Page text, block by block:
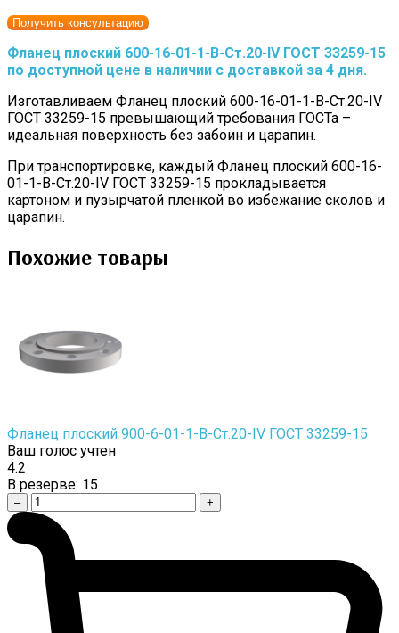
Получить консультацию
Фланец плоский 600-16-01-1-B-Cт.20-IV ГОСТ 33259-15
по доступной цене в наличии с доставкой за 4 дня.
Изготавливаем Фланец плоский 600-16-01-1-B-Cт.20-IV
ГОСТ 33259-15 превышающий требования ГОСТа –
идеальная поверхность без забоин и царапин.
При транспортировке, каждый Фланец плоский 600-16-
01-1-B-Cт.20-IV ГОСТ 33259-15 прокладывается
картоном и пузырчатой пленкой во избежание сколов и
царапин.
Похожие товары
Фланец плоский 900-6-01-1-B-Cт.20-IV ГОСТ 33259-15
Ваш голос учтен
4.2
В резерве: 15
– +